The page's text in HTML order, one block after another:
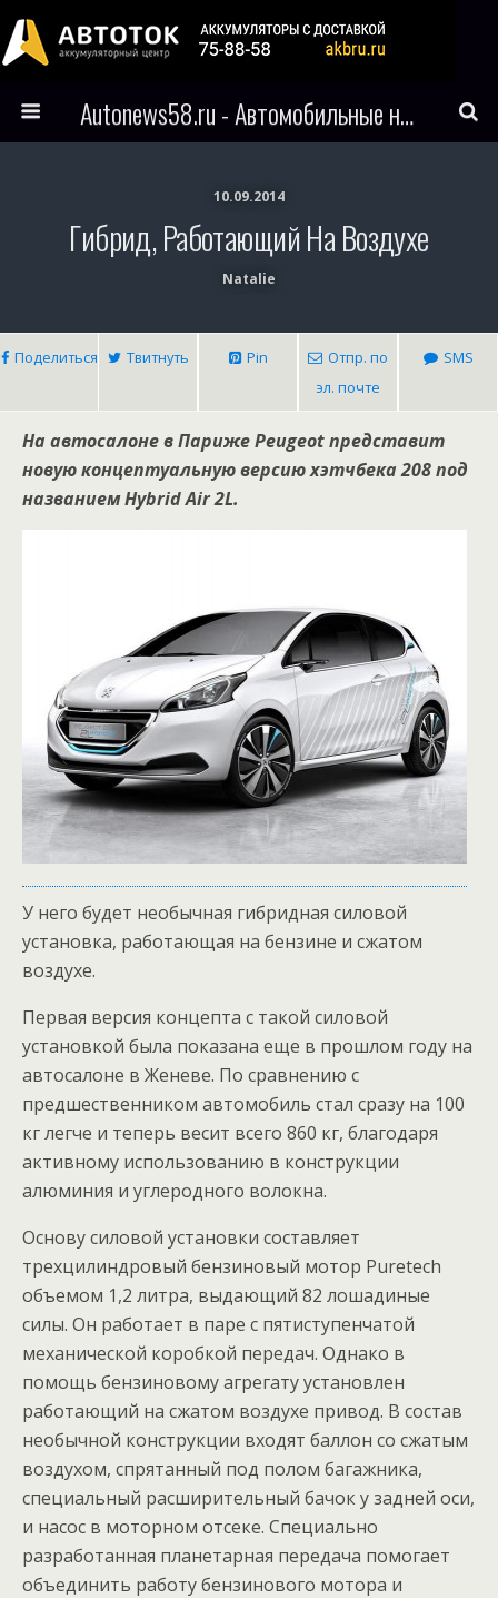
Autonews58.ru - Автомобильные новости Пензы и всего мира
10.09.2014
Гибрид, Работающий На Воздухе
Natalie
Поделиться Твитнуть Pin
Отпр. по
эл. почте
SMS
На автосалоне в Париже Peugeot представит
новую концептуальную версию хэтчбека 208 под
названием Hybrid Air 2L.
У него будет необычная гибридная силовой
установка, работающая на бензине и сжатом
воздухе.
Первая версия концепта с такой силовой
установкой была показана еще в прошлом году на
автосалоне в Женеве. По сравнению с
предшественником автомобиль стал сразу на 100
кг легче и теперь весит всего 860 кг, благодаря
активному использованию в конструкции
алюминия и углеродного волокна.
Основу силовой установки составляет
трехцилиндровый бензиновый мотор Puretech
объемом 1,2 литра, выдающий 82 лошадиные
силы. Он работает в паре с пятиступенчатой
механической коробкой передач. Однако в
помощь бензиновому агрегату установлен
работающий на сжатом воздухе привод. В состав
необычной конструкции входят баллон со сжатым
воздухом, спрятанный под полом багажника,
специальный расширительный бачок у задней оси,
и насос в моторном отсеке. Специально
разработанная планетарная передача помогает
объединить работу бензинового мотора и